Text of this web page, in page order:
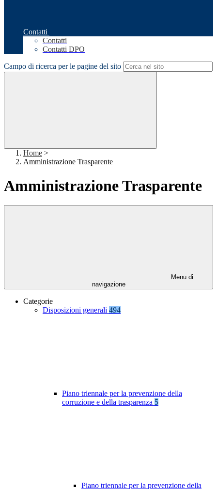
Contatti
Contatti
Contatti DPO
Campo di ricerca per le pagine del sito
Home >
Amministrazione Trasparente
Amministrazione Trasparente
Menu di
navigazione
Categorie
Disposizioni generali 494
Piano triennale per la prevenzione della
corruzione e della trasparenza 5
Piano triennale per la prevenzione della